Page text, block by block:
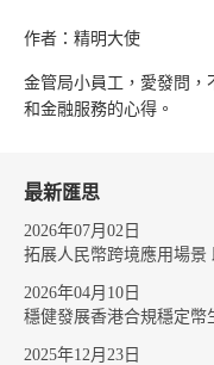
作者：精明大使
金管局小員工，愛發問，
和金融服務的心得。
最新匯思
2026年07月02日
拓展人民幣跨境應用場景
2026年04月10日
穩健發展香港合規穩定幣
2025年12月23日